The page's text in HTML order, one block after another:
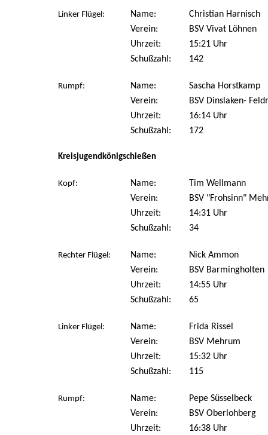
Linker Flügel: Name:
Christian Harnisch
Verein:
BSV Vivat Löhnen
Uhrzeit:
15:21 Uhr
Schußzahl:
142
Rumpf: Name:
Sascha Horstkamp
Verein:
BSV Dinslaken-
Uhrzeit:
16:14 Uhr
Schußzahl:
172
Kreisjugendkönigschießen
Kopf: Name:
Tim Wellmann
Verein:
BSV "Frohsinn"
Uhrzeit:
14:31 Uhr
Schußzahl:
34
Rechter Flügel: Name:
Nick Ammon
Verein:
BSV Barmingholten
Uhrzeit:
14:55 Uhr
Schußzahl:
65
Linker Flügel: Name:
Frida Rissel
Verein:
BSV Mehrum
Uhrzeit:
15:32 Uhr
Schußzahl:
115
Rumpf: Name:
Pepe Süsselbeck
Verein:
BSV Oberlohberg
Uhrzeit:
16:38 Uhr